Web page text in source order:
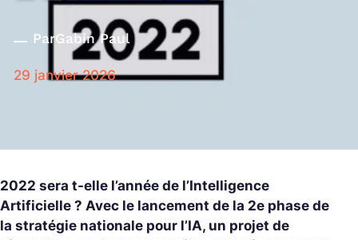
ParGabin Paul
29 janvier 2026
2022 sera t-elle l’année de l’Intelligence
Artificielle ? Avec le lancement de la 2e phase de
la stratégie nationale pour l’IA, un projet de